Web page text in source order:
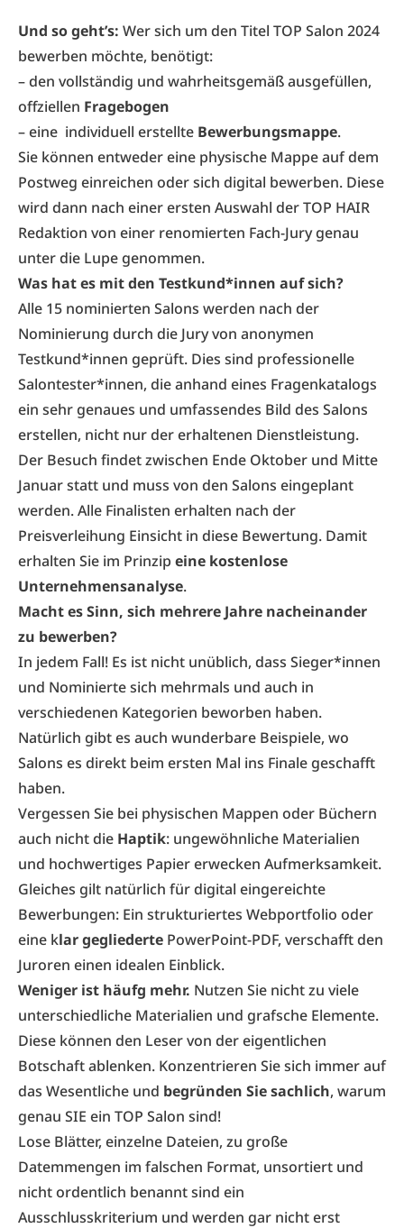
Und so geht’s: Wer sich um den Titel TOP Salon 2024
bewerben möchte, benötigt:
– den vollständig und wahrheitsgemäß ausgefüllen,
offziellen Fragebogen
– eine individuell erstellte Bewerbungsmappe.
Sie können entweder eine physische Mappe auf dem
Postweg einreichen oder sich digital bewerben. Diese
wird dann nach einer ersten Auswahl der TOP HAIR
Redaktion von einer renomierten Fach-Jury genau
unter die Lupe genommen.
Was hat es mit den Testkund*innen auf sich?
Alle 15 nominierten Salons werden nach der
Nominierung durch die Jury von anonymen
Testkund*innen geprüft. Dies sind professionelle
Salontester*innen, die anhand eines Fragenkatalogs
ein sehr genaues und umfassendes Bild des Salons
erstellen, nicht nur der erhaltenen Dienstleistung.
Der Besuch findet zwischen Ende Oktober und Mitte
Januar statt und muss von den Salons eingeplant
werden. Alle Finalisten erhalten nach der
Preisverleihung Einsicht in diese Bewertung. Damit
erhalten Sie im Prinzip eine kostenlose
Unternehmensanalyse.
Macht es Sinn, sich mehrere Jahre nacheinander
zu bewerben?
In jedem Fall! Es ist nicht unüblich, dass Sieger*innen
und Nominierte sich mehrmals und auch in
verschiedenen Kategorien beworben haben.
Natürlich gibt es auch wunderbare Beispiele, wo
Salons es direkt beim ersten Mal ins Finale geschafft
haben.
Vergessen Sie bei physischen Mappen oder Büchern
auch nicht die Haptik: ungewöhnliche Materialien
und hochwertiges Papier erwecken Aufmerksamkeit.
Gleiches gilt natürlich für digital eingereichte
Bewerbungen: Ein strukturiertes Webportfolio oder
eine klar gegliederte PowerPoint-PDF, verschafft den
Juroren einen idealen Einblick.
Weniger ist häufg mehr. Nutzen Sie nicht zu viele
unterschiedliche Materialien und grafsche Elemente.
Diese können den Leser von der eigentlichen
Botschaft ablenken. Konzentrieren Sie sich immer auf
das Wesentliche und begründen Sie sachlich, warum
genau SIE ein TOP Salon sind!
Lose Blätter, einzelne Dateien, zu große
Datemmengen im falschen Format, unsortiert und
nicht ordentlich benannt sind ein
Ausschlusskriterium und werden gar nicht erst